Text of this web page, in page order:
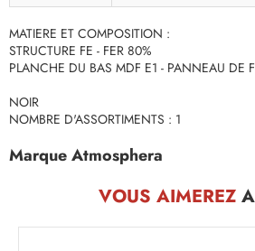
MATIERE ET COMPOSITION :
STRUCTURE FE - FER 80%
PLANCHE DU BAS MDF E1 - PANNEAU DE
NOIR
NOMBRE D'ASSORTIMENTS : 1
Marque Atmosphera
VOUS AIMEREZ